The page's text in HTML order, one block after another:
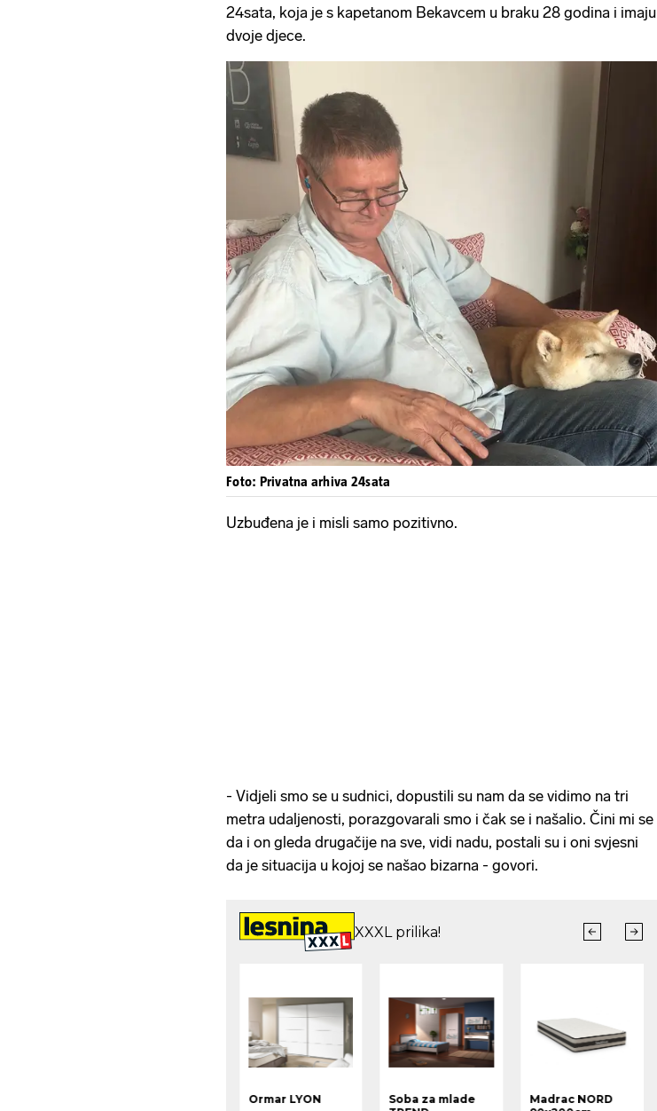
24sata, koja je s kapetanom Bekavcem u braku 28 godina i imaju
dvoje djece.
Foto: Privatna arhiva 24sata
Uzbuđena je i misli samo pozitivno.
- Vidjeli smo se u sudnici, dopustili su nam da se vidimo na tri
metra udaljenosti, porazgovarali smo i čak se i našalio. Čini mi se
da i on gleda drugačije na sve, vidi nadu, postali su i oni svjesni
da je situacija u kojoj se našao bizarna - govori.